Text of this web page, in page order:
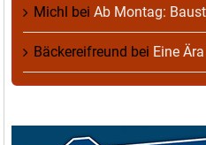
Michl bei Ab Montag:
Bäckereifreund bei Eine